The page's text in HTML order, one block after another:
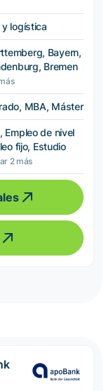
logística
Bayern,
Bremen
MBA, Máster
Empleo de nivel
fijo, Estudio
2 más